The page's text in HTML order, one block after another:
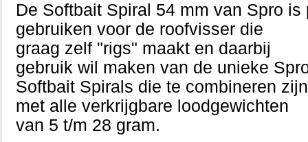
De Softbait Spiral 54 mm van Spro is
gebruiken voor de roofvisser die
graag zelf "rigs" maakt en daarbij
gebruik wil maken van de unieke
Softbait Spirals die te combineren zijn
met alle verkrijgbare loodgewichten
van 5 t/m 28 gram.